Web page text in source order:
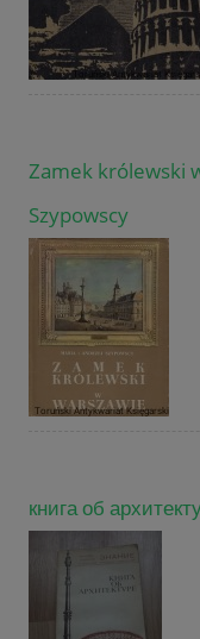
Zamek królewski
Szypowscy
книга об